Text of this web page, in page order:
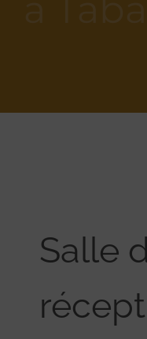
Salle